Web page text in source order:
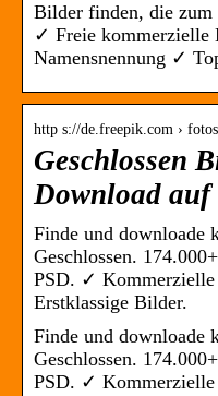
Bilder finden, die zum
✓ Freie
Namensnennung ✓
http s://de.freepik.com ›
Geschlossen
Download
Finde und downloade
Geschlossen.
PSD. ✓
Erstklassige Bilder.
Finde und downloade
Geschlossen.
PSD. ✓